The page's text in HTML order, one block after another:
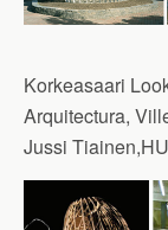
Korkeasaari
Arquitectura,
Jussi